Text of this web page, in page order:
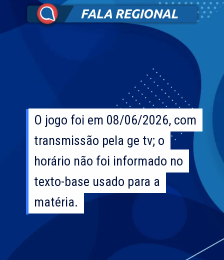
O jogo foi em 08/06/2026, com
transmissão pela ge tv; o
horário não foi informado no
texto-base usado para a
matéria.
O jogo foi em 08/06/2026, com
transmissão pela ge tv; o
horário não foi informado no
texto-base usado para a
matéria.